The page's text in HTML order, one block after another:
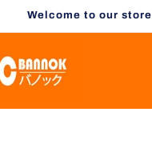
Welcome to our store